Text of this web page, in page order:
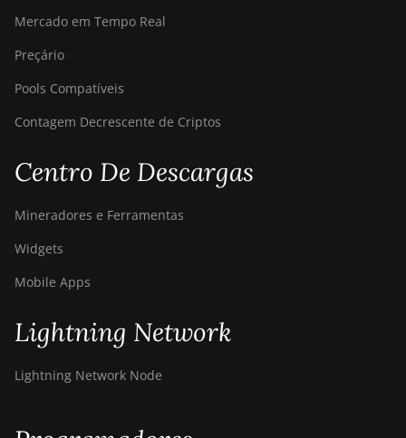
Mercado em Tempo Real
Preçário
Pools Compatíveis
Contagem Decrescente de Criptos
Centro De Descargas
Mineradores e Ferramentas
Widgets
Mobile Apps
Lightning Network
Lightning Network Node